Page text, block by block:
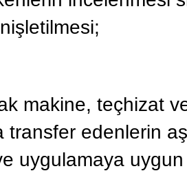
makine, teçhizat
transfer edenlerin
uygulamaya uygun